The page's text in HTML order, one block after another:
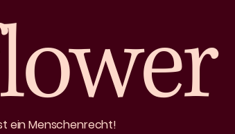
ein Menschenrecht!